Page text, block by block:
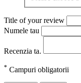
Title of your review
Numele tau
Recenzia ta.
* Campuri obligatorii